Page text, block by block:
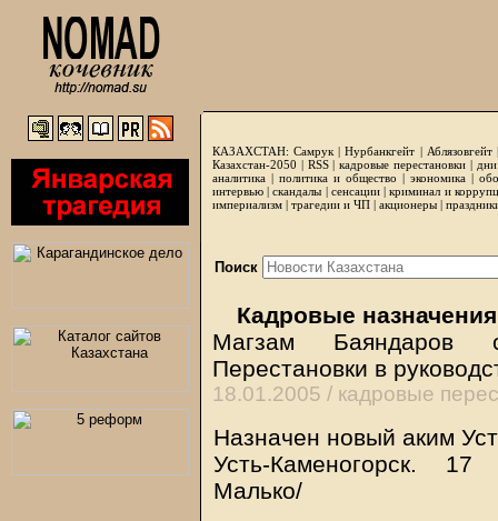
КАЗАХСТАН: Самрук |Нурбанкгейт | Аблязовгейт
Казахстан-2050 | RSS|кадровые перестановки|
аналитика | политика и общество | экономика |
интервью |скандалы | сенсации|криминал и
империализм | трагедии и ЧП | акционеры |
Поиск
Кадровые назначения
Магзам Баяндаров
Перестановки в
18.01.2005 / кадровые
Назначен новый аким
Усть-Каменогорск.
Малько/